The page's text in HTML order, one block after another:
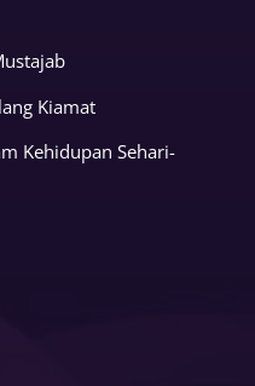
Kiamat
Kehidupan Sehari-